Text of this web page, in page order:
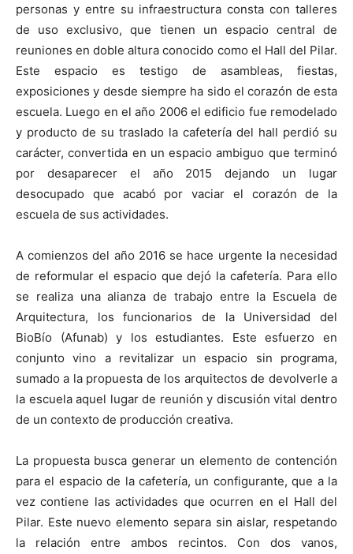
personas y entre su infraestructura consta con talleres
de uso exclusivo, que tienen un espacio central de
reuniones en doble altura conocido como el Hall del Pilar.
Este espacio es testigo de asambleas, fiestas,
exposiciones y desde siempre ha sido el corazón de esta
escuela. Luego en el año 2006 el edificio fue remodelado
y producto de su traslado la cafetería del hall perdió su
carácter, convertida en un espacio ambiguo que terminó
por desaparecer el año 2015 dejando un lugar
desocupado que acabó por vaciar el corazón de la
escuela de sus actividades.
A comienzos del año 2016 se hace urgente la necesidad
de reformular el espacio que dejó la cafetería. Para ello
se realiza una alianza de trabajo entre la Escuela de
Arquitectura, los funcionarios de la Universidad del
BioBío (Afunab) y los estudiantes. Este esfuerzo en
conjunto vino a revitalizar un espacio sin programa,
sumado a la propuesta de los arquitectos de devolverle a
la escuela aquel lugar de reunión y discusión vital dentro
de un contexto de producción creativa.
La propuesta busca generar un elemento de contención
para el espacio de la cafetería, un configurante, que a la
vez contiene las actividades que ocurren en el Hall del
Pilar. Este nuevo elemento separa sin aislar, respetando
la relación entre ambos recintos. Con dos vanos,